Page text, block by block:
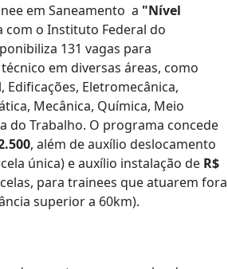
em Saneamento a "Nível
com o Instituto Federal do
131 vagas para
em diversas áreas, como
Eletromecânica,
Mecânica, Química, Meio
do Trabalho. O programa concede
, além de auxílio deslocamento
única) e auxílio instalação de R$
para trainees que atuarem fora
superior a 60km).